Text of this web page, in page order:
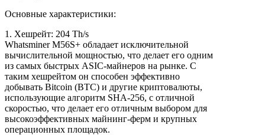
Основные характеристики:
1. Хешрейт: 204 Тh/s
Whatsminer M56S+ обладает исключительной
вычислительной мощностью, что делает его одним
из самых быстрых ASIC-майнеров на рынке. С
таким хешрейтом он способен эффективно
добывать Bitcoin (BTC) и другие криптовалюты,
использующие алгоритм SHA-256, с отличной
скоростью, что делает его отличным выбором для
высокоэффективных майнинг-ферм и крупных
операционных площадок.